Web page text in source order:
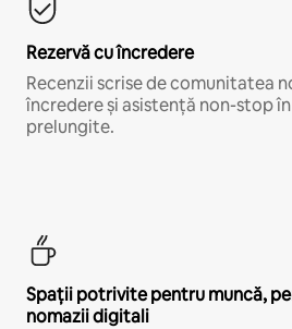
Rezervă cu încredere
Recenzii scrise de comunitatea
încredere și asistență non-stop
prelungite.
Spații potrivite pentru muncă,
nomazii digitali